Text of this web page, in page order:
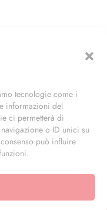
tecnologie come i
informazioni del
ci permetterà di
o ID unici su
può influire
(MI)